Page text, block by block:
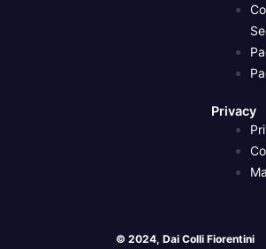
Privacy
© 2024, Dai Colli Fiorentini